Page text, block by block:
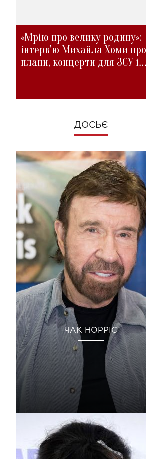
«Мрію про велику родину»:
інтерв'ю Михайла Хоми про
плани, концерти для ЗСУ і
ДОСЬЄ
ЧАК НОРРІС